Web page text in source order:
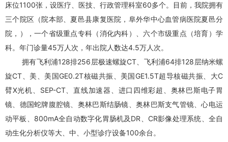
床位1100张，设医疗、医技、行政管理科室60多个。目前，我院拥有
三个院区（院本部、夏邑县康复医院，阜外华中心血管病医院夏邑分
院，），一个省级重点专科（消化内科）、六个市级重点（培育）学
科。年门诊量45万人次，年出院人数达4.5万人次。
拥有飞利浦128排256层极速螺旋CT、飞利浦64排128层纳米螺
旋CT、美、美国GE0.2T核磁共振、美国GE1.5T超导核磁共振、大C
臂X光机、SEP-CT、直线加速器、进口四维彩超、奥林巴斯电子胃
镜、德国蛇牌腹腔镜、奥林巴斯结肠镜、奥林巴斯支气管镜、心电运
动平板、800mA全自动数字化胃肠机及DR、CR影像处理系统、全自
动生化分析仪等大、中、小型诊疗设备100余台。